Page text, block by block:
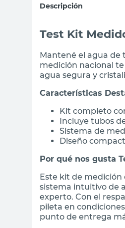
Descripción
Test Kit
Mantené el agua de
medición nacional
agua segura y
Características
Kit completo
Incluye tubos
Sistema de
Diseño
Por qué nos gusta
Este kit de
sistema intuitivo de
experto. Con el
pileta en
punto de entrega